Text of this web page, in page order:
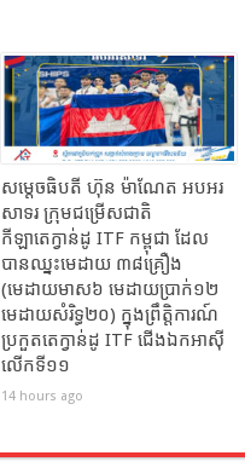
សម្តេចធិបតី ហ៊ុន ម៉ាណែត អបអរ
សាទរ ក្រុមជម្រើសជាតិ
កីឡាតេក្វាន់ដូ ITF កម្ពុជា ដែល
បានឈ្នះមេដាយ ៣៨គ្រឿង
(មេដាយមាស៦ មេដាយប្រាក់១២
មេដាយសំរិទ្ធ២០) ក្នុងព្រឹត្តិការណ៍
ប្រកួតតេក្វាន់ដូ ITF ជើងឯកអាស៊ី
លើកទី១១
14 hours ago